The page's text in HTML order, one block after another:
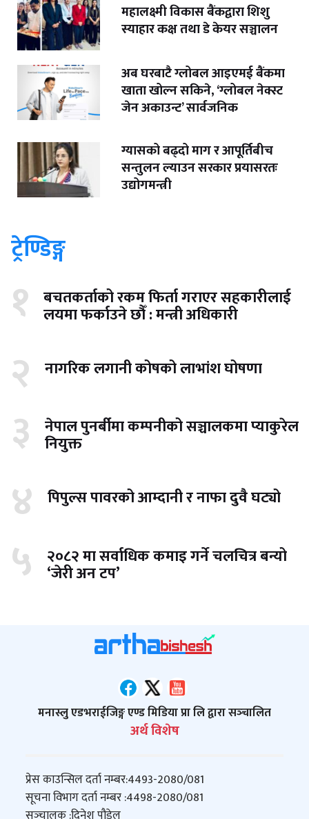
महालक्ष्मी विकास बैंकद्वारा शिशु
स्याहार कक्ष तथा डे केयर सञ्चालन
अब घरबाटै ग्लोबल आइएमई बैंकमा
खाता खोल्न सकिने, ‘ग्लोबल नेक्स्ट
जेन अकाउन्ट’ सार्वजनिक
ग्यासको बढ्दो माग र आपूर्तिबीच
सन्तुलन ल्याउन सरकार प्रयासरतः
उद्योगमन्त्री
ट्रेण्डिङ्ग
१ बचतकर्ताको रकम फिर्ता गराएर सहकारीलाई
लयमा फर्काउने छौँ : मन्त्री अधिकारी
२ नागरिक लगानी कोषको लाभांश घोषणा
३ नेपाल पुनर्बीमा कम्पनीको सञ्चालकमा प्याकुरेल
नियुक्त
४ पिपुल्स पावरको आम्दानी र नाफा दुवै घट्यो
५ २०८२ मा सर्वाधिक कमाइ गर्ने चलचित्र बन्यो
‘जेरी अन टप’
मनास्लु एडभराईजिङ्ग एण्ड मिडिया प्रा लि द्वारा सञ्‍चालित
अर्थ विशेष
प्रेस काउन्सिल दर्ता नम्बर:4493-2080/081
सूचना विभाग दर्ता नम्बर :4498-2080/081